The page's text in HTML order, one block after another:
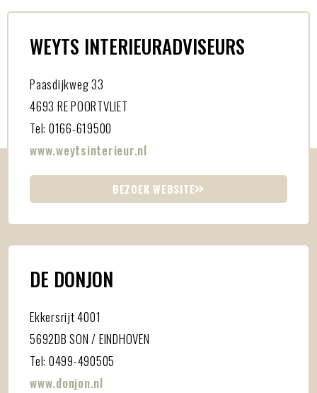
WEYTS INTERIEURADVISEURS
Paasdijkweg 33
4693 RE POORTVLIET
Tel: 0166-619500
www.weytsinterieur.nl
BEZOEK WEBSITE
DE DONJON
Ekkersrijt 4001
5692DB SON / EINDHOVEN
Tel: 0499-490505
www.donjon.nl